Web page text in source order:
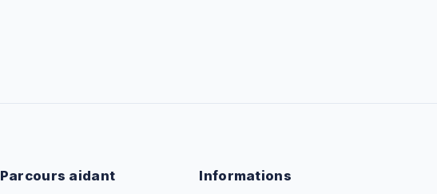
Parcours aidant Informations